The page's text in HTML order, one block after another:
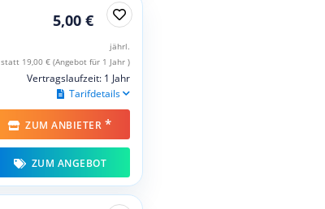
5,00 €
jährl.
statt 19,00 € (Angebot für 1 Jahr )
Vertragslaufzeit: 1 Jahr
Tarifdetails
ZUM ANBIETER *
ZUM ANGEBOT